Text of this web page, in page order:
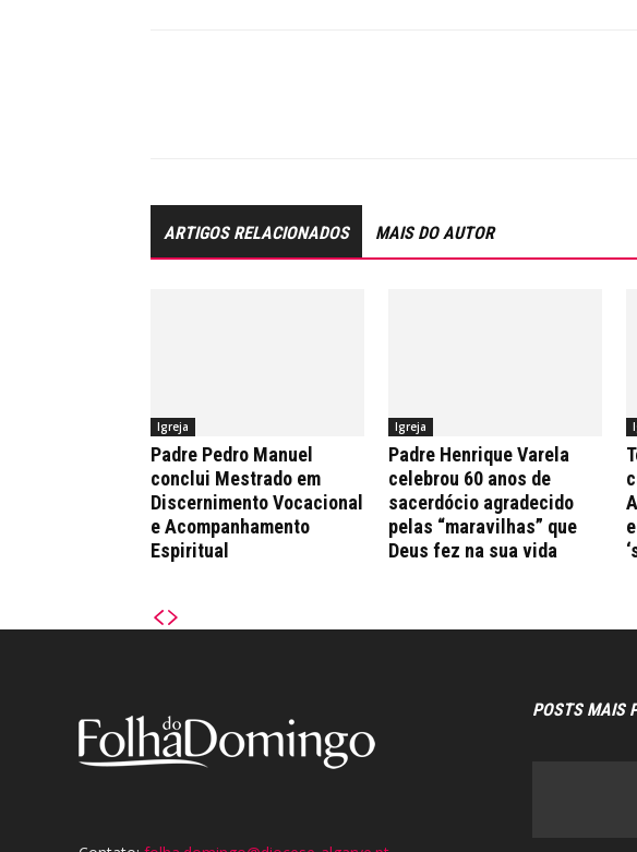
ARTIGOS RELACIONADOS MAIS DO AUTOR
Igreja
Padre Pedro Manuel
conclui Mestrado em
Discernimento Vocacional
e Acompanhamento
Espiritual
Igreja
Padre Henrique Varela
celebrou 60 anos de
sacerdócio agradecido
pelas “maravilhas” que
Deus fez na sua vida
POSTS MAIS